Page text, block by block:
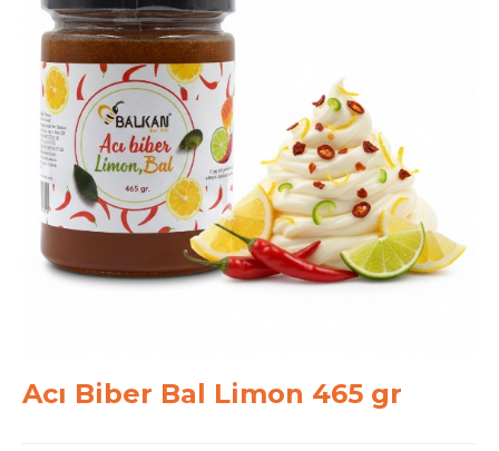
Acı Biber Bal Limon 465 gr